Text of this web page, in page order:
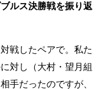
ルス決勝戦を振り返
戦したペアで。私た
対し（大村・望月組
手だったのですが、